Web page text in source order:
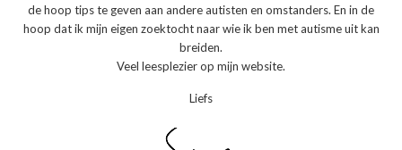
de hoop tips te geven aan andere autisten en omstanders. En in de
hoop dat ik mijn eigen zoektocht naar wie ik ben met autisme uit kan
breiden.
Veel leesplezier op mijn website.
Liefs